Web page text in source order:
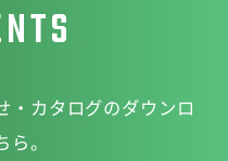
・カタログのダウンロ
。